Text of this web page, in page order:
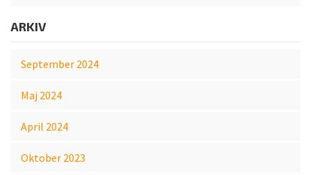
ARKIV
September 2024
Maj 2024
April 2024
Oktober 2023